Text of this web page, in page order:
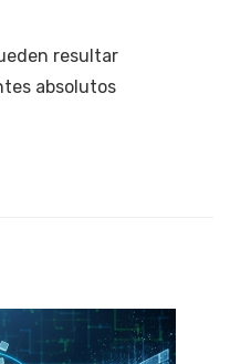
resultar
absolutos